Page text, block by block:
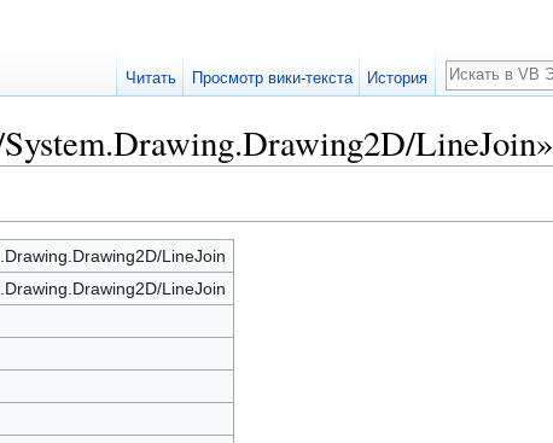
LineJoin»
LineJoin
LineJoin
Читать Просмотр вики-текста История
Поиск